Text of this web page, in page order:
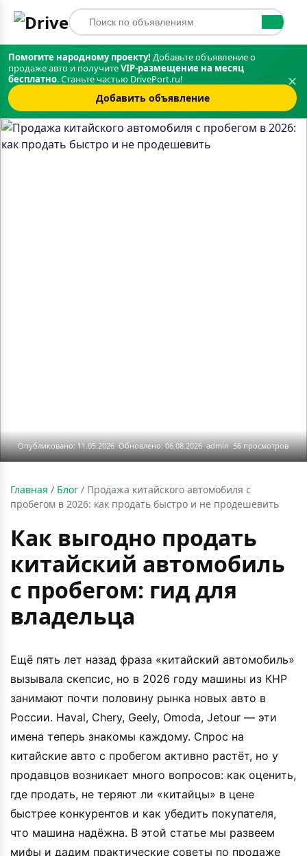
Помогите народному проекту! Добавьте объявление о
продаже авто и получитеVIP‑размещение на месяц
бесплатно. Станьте частью DrivePort.ru!
Добавить объявление
✕
Опубликовано: 11.05.2026 Обновлено: 06.08.2026 admin 56 просмотров
Главная / Блог / Продажа китайского автомобиля с
пробегом в 2026: как продать быстро и не продешевить
Как выгодно продать
китайский автомобиль
с пробегом: гид для
владельца
Ещё пять лет назад фраза «китайский автомобиль»
вызывала скепсис, но в 2026 году машины из КНР
занимают почти половину рынка новых авто в
России. Haval, Chery, Geely, Omoda, Jetour — эти
имена теперь знакомы каждому. Спрос на
китайские авто с пробегом активно растёт, но у
продавцов возникает много вопросов: как оценить,
где продать, не теряют ли «китайцы» в цене
быстрее конкурентов и как убедить покупателя,
что машина надёжна. В этой статье мы развеем
мифы и дадим практические советы по продаже